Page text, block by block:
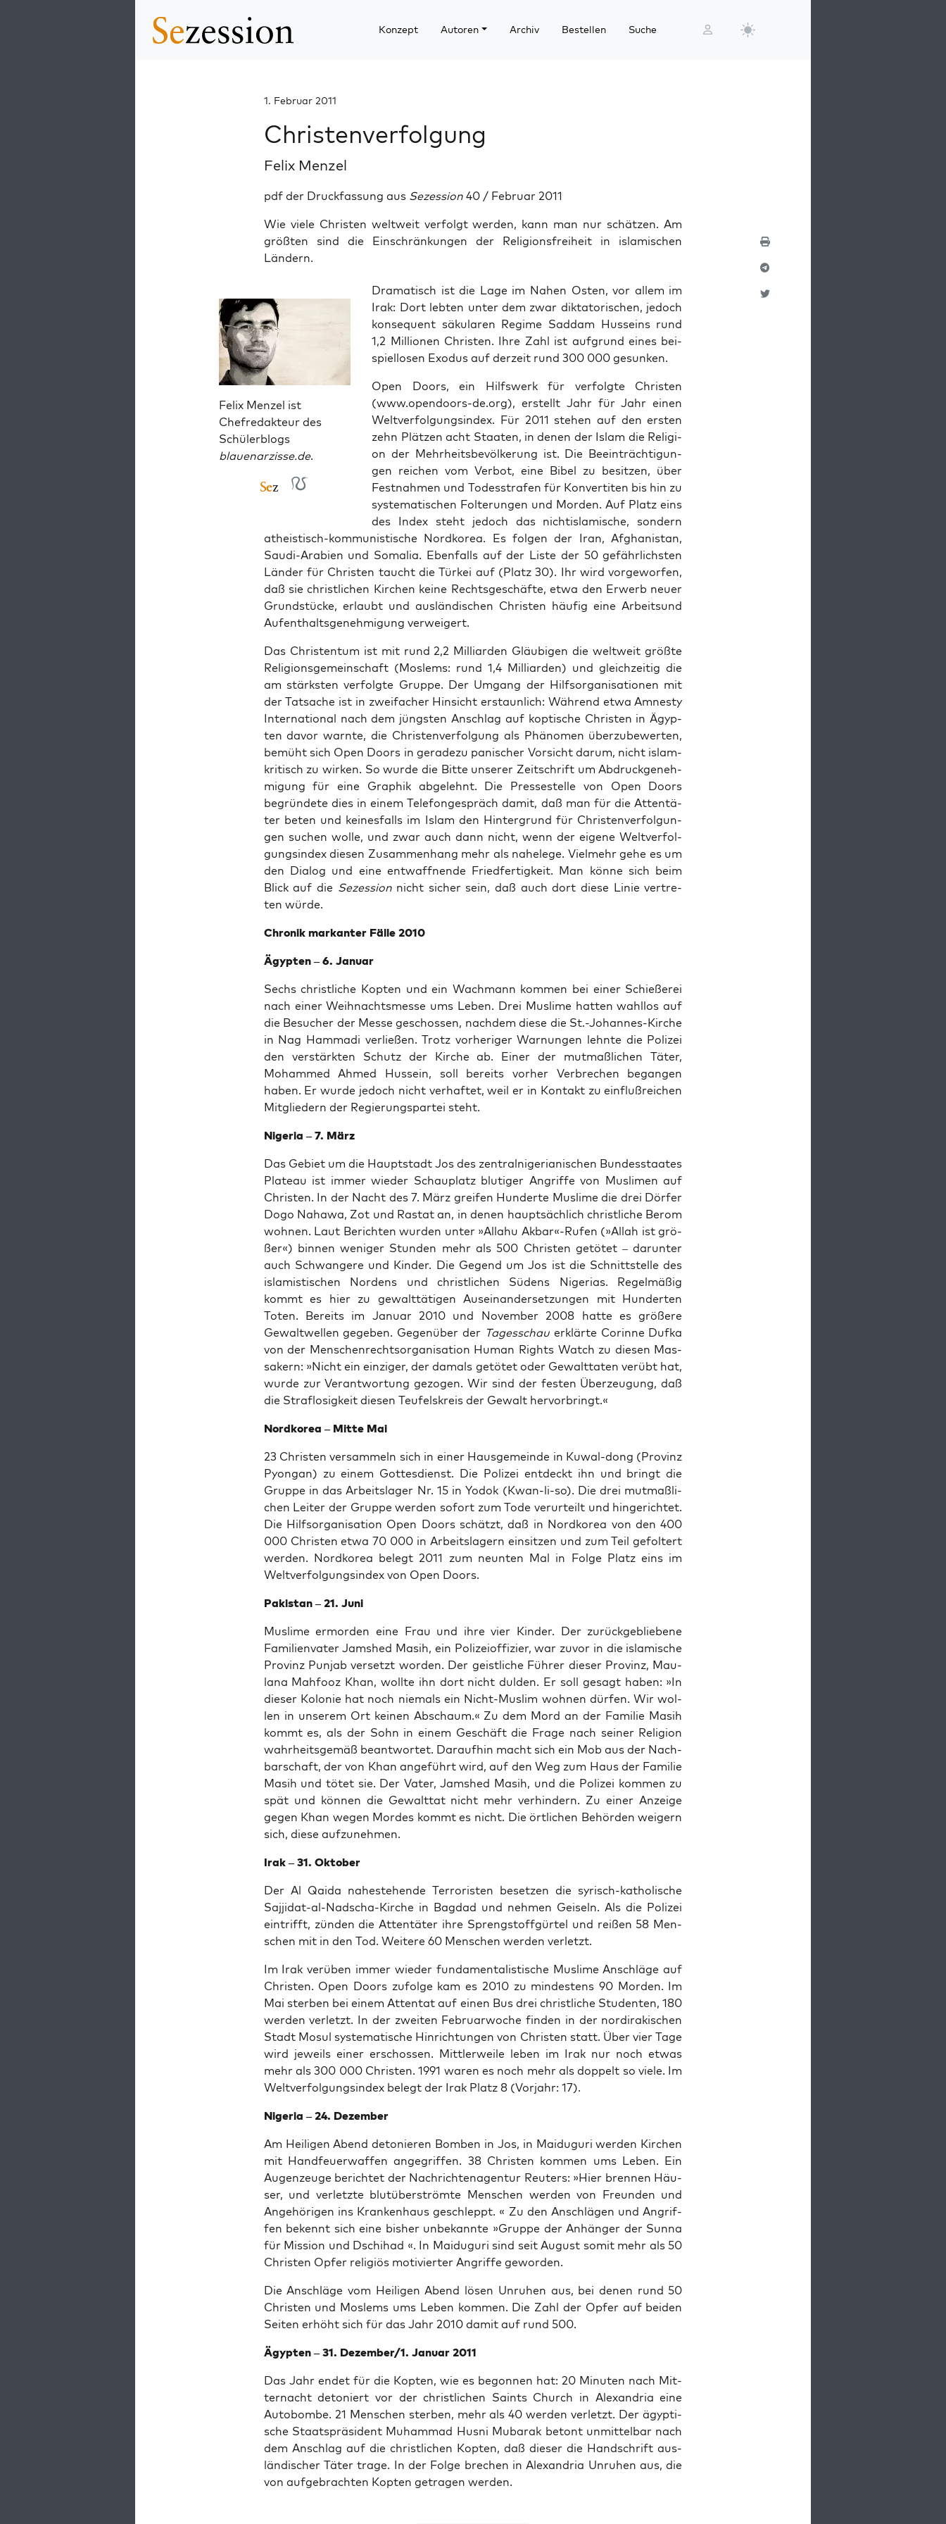
Konzept Autoren Archiv Bestellen Suche
1. Februar 2011
Christenverfolgung
Felix Menzel
pdf der Druckfassung aus Sezession 40 / Februar 2011
Wie viele Christen weltweit verfolgt werden, kann man nur schätzen. Am
größten sind die Einschränkungen der Religionsfreiheit in islamischen
Ländern.
Felix Menzel ist
Chefredakteur des
Schülerblogs
blauenarzisse.de.
Dra­ma­tisch ist die Lage im Nahen Osten, vor allem im
Irak: Dort leb­ten unter dem zwar dik­ta­to­ri­schen, jedoch
kon­se­quent säku­la­ren Regime Sad­dam Hus­s­eins rund
1,2 Mil­lio­nen Chris­ten. Ihre Zahl ist auf­grund eines bei­
spiel­lo­sen Exodus auf der­zeit rund 300 000 gesunken.
Open Doors, ein Hilfs­werk für ver­folg­te Chris­ten
(www.opendoors-de.org), erstellt Jahr für Jahr einen
Welt­ver­fol­gungs­in­dex. Für 2011 ste­hen auf den ers­ten
zehn Plät­zen acht Staa­ten, in denen der Islam die Reli­gi­
on der Mehr­heits­be­völ­ke­rung ist. Die Beein­träch­ti­gun­
gen rei­chen vom Ver­bot, eine Bibel zu besit­zen, über
Fest­nah­men und Todes­stra­fen für Kon­ver­ti­ten bis hin zu
sys­te­ma­ti­schen Fol­te­run­gen und Mor­den. Auf Platz eins
des Index steht jedoch das nicht­is­la­mi­sche, son­dern
athe­is­tisch-kom­mu­nis­ti­sche Nord­ko­rea. Es fol­gen der Iran, Afgha­ni­stan,
Sau­di-Ara­bi­en und Soma­lia. Eben­falls auf der Lis­te der 50 gefähr­lichs­ten
Län­der für Chris­ten taucht die Tür­kei auf (Platz 30). Ihr wird vor­ge­wor­fen,
daß sie christ­li­chen Kir­chen kei­ne Rechts­ge­schäf­te, etwa den Erwerb neu­er
Grund­stü­cke, erlaubt und aus­län­di­schen Chris­ten häu­fig eine Arbeits­und
Auf­ent­halts­ge­neh­mi­gung verweigert.
Das Chris­ten­tum ist mit rund 2,2 Mil­li­ar­den Gläu­bi­gen die welt­weit größ­te
Reli­gi­ons­ge­mein­schaft (Mos­lems: rund 1,4 Mil­li­ar­den) und gleich­zei­tig die
am stärks­ten ver­folg­te Grup­pe. Der Umgang der Hilfs­or­ga­ni­sa­tio­nen mit
der Tat­sa­che ist in zwei­fa­cher Hin­sicht erstaun­lich: Wäh­rend etwa Amnes­ty
Inter­na­tio­nal nach dem jüngs­ten Anschlag auf kop­ti­sche Chris­ten in Ägyp­
ten davor warn­te, die Chris­ten­ver­fol­gung als Phä­no­men über­zu­be­wer­ten,
bemüht sich Open Doors in gera­de­zu pani­scher Vor­sicht dar­um, nicht islam­
kri­tisch zu wir­ken. So wur­de die Bit­te unse­rer Zeit­schrift um Abdruck­ge­neh­
mi­gung für eine Gra­phik abge­lehnt. Die Pres­se­stel­le von Open Doors
begrün­de­te dies in einem Tele­fon­ge­spräch damit, daß man für die Atten­tä­
ter beten und kei­nes­falls im Islam den Hin­ter­grund für Chris­ten­ver­fol­gun­
gen suchen wol­le, und zwar auch dann nicht, wenn der eige­ne Welt­ver­fol­
gungs­in­dex die­sen Zusam­men­hang mehr als nahe­le­ge. Viel­mehr gehe es um
den Dia­log und eine ent­waff­nen­de Fried­fer­tig­keit. Man kön­ne sich beim
Blick auf die Sezes­si­on nicht sicher sein, daß auch dort die­se Linie ver­tre­
ten würde.
Chro­nik mar­kan­ter Fäl­le 2010
Ägyp­ten – 6. Januar
Sechs christ­li­che Kop­ten und ein Wach­mann kom­men bei einer Schie­ße­rei
nach einer Weih­nachts­mes­se ums Leben. Drei Mus­li­me hat­ten wahl­los auf
die Besu­cher der Mes­se geschos­sen, nach­dem die­se die St.-Johannes-Kirche
in Nag Ham­ma­di ver­lie­ßen. Trotz vor­he­ri­ger War­nun­gen lehn­te die Poli­zei
den ver­stärk­ten Schutz der Kir­che ab. Einer der mut­maß­li­chen Täter,
Moham­med Ahmed Hus­sein, soll bereits vor­her Ver­bre­chen began­gen
haben. Er wur­de jedoch nicht ver­haf­tet, weil er in Kon­takt zu ein­fluß­rei­chen
Mit­glie­dern der Regie­rungs­par­tei steht.
Nige­ria – 7. März
Das Gebiet um die Haupt­stadt Jos des zen­tral­ni­ge­ria­ni­schen Bun­des­staa­tes
Pla­teau ist immer wie­der Schau­platz blu­ti­ger Angrif­fe von Mus­li­men auf
Chris­ten. In der Nacht des 7. März grei­fen Hun­der­te Mus­li­me die drei Dör­fer
Dogo Naha­wa, Zot und Rastat an, in denen haupt­säch­lich christ­li­che Berom
woh­nen. Laut Berich­ten wur­den unter »Alla­hu Akbar«-Rufen (»Allah ist grö­
ßer«) bin­nen weni­ger Stun­den mehr als 500 Chris­ten getö­tet – dar­un­ter
auch Schwan­ge­re und Kin­der. Die Gegend um Jos ist die Schnitt­stel­le des
isla­mis­ti­schen Nor­dens und christ­li­chen Südens Nige­ri­as. Regel­mä­ßig
kommt es hier zu gewalt­tä­ti­gen Aus­ein­an­der­set­zun­gen mit Hun­der­ten
Toten. Bereits im Janu­ar 2010 und Novem­ber 2008 hat­te es grö­ße­re
Gewalt­wel­len gege­ben. Gegen­über der Tages­schau erklär­te Corin­ne Duf­ka
von der Men­schen­rechts­or­ga­ni­sa­ti­on Human Rights Watch zu die­sen Mas­
sa­kern: »Nicht ein ein­zi­ger, der damals getö­tet oder Gewalt­ta­ten ver­übt hat,
wur­de zur Ver­ant­wor­tung gezo­gen. Wir sind der fes­ten Über­zeu­gung, daß
die Straf­lo­sig­keit die­sen Teu­fels­kreis der Gewalt hervorbringt.«
Nord­ko­rea – Mit­te Mai
23 Chris­ten ver­sam­meln sich in einer Haus­ge­mein­de in Kuwal-dong (Pro­vinz
Pyon­gan) zu einem Got­tes­dienst. Die Poli­zei ent­deckt ihn und bringt die
Grup­pe in das Arbeits­la­ger Nr. 15 in Yodok (Kwan-li-so). Die drei mut­maß­li­
chen Lei­ter der Grup­pe wer­den sofort zum Tode ver­ur­teilt und hin­ge­rich­tet.
Die Hilfs­or­ga­ni­sa­ti­on Open Doors schätzt, daß in Nord­ko­rea von den 400
000 Chris­ten etwa 70 000 in Arbeits­la­gern ein­sit­zen und zum Teil gefol­tert
wer­den. Nord­ko­rea belegt 2011 zum neun­ten Mal in Fol­ge Platz eins im
Welt­ver­fol­gungs­in­dex von Open Doors.
Paki­stan – 21. Juni
Mus­li­me ermor­den eine Frau und ihre vier Kin­der. Der zurück­ge­blie­be­ne
Fami­li­en­va­ter Jams­hed Masih, ein Poli­zei­of­fi­zier, war zuvor in die isla­mi­sche
Pro­vinz Pun­jab ver­setzt wor­den. Der geist­li­che Füh­rer die­ser Pro­vinz, Mau­
la­na Mah­fooz Khan, woll­te ihn dort nicht dul­den. Er soll gesagt haben: »In
die­ser Kolo­nie hat noch nie­mals ein Nicht-Mus­lim woh­nen dür­fen. Wir wol­
len in unse­rem Ort kei­nen Abschaum.« Zu dem Mord an der Fami­lie Masih
kommt es, als der Sohn in einem Geschäft die Fra­ge nach sei­ner Reli­gi­on
wahr­heits­ge­mäß beant­wor­tet. Dar­auf­hin macht sich ein Mob aus der Nach­
bar­schaft, der von Khan ange­führt wird, auf den Weg zum Haus der Fami­lie
Masih und tötet sie. Der Vater, Jams­hed Masih, und die Poli­zei kom­men zu
spät und kön­nen die Gewalt­tat nicht mehr ver­hin­dern. Zu einer Anzei­ge
gegen Khan wegen Mor­des kommt es nicht. Die ört­li­chen Behör­den wei­gern
sich, die­se aufzunehmen.
Irak – 31. Oktober
Der Al Qai­da nahe­ste­hen­de Ter­ro­ris­ten beset­zen die syrisch-katho­li­sche
Saj­ji­dat-al-Nad­scha-Kir­che in Bag­dad und neh­men Gei­seln. Als die Poli­zei
ein­trifft, zün­den die Atten­tä­ter ihre Spreng­stoff­gür­tel und rei­ßen 58 Men­
schen mit in den Tod. Wei­te­re 60 Men­schen wer­den verletzt.
Im Irak ver­üben immer wie­der fun­da­men­ta­lis­ti­sche Mus­li­me Anschlä­ge auf
Chris­ten. Open Doors zufol­ge kam es 2010 zu min­des­tens 90 Mor­den. Im
Mai ster­ben bei einem Atten­tat auf einen Bus drei christ­li­che Stu­den­ten, 180
wer­den ver­letzt. In der zwei­ten Febru­ar­wo­che fin­den in der nord­ira­ki­schen
Stadt Mos­ul sys­te­ma­ti­sche Hin­rich­tun­gen von Chris­ten statt. Über vier Tage
wird jeweils einer erschos­sen. Mitt­ler­wei­le leben im Irak nur noch etwas
mehr als 300 000 Chris­ten. 1991 waren es noch mehr als dop­pelt so vie­le. Im
Welt­ver­fol­gungs­in­dex belegt der Irak Platz 8 (Vor­jahr: 17).
Nige­ria – 24. Dezember
Am Hei­li­gen Abend deto­nie­ren Bom­ben in Jos, in Mai­du­gu­ri wer­den Kir­chen
mit Hand­feu­er­waf­fen ange­grif­fen. 38 Chris­ten kom­men ums Leben. Ein
Augen­zeu­ge berich­tet der Nach­rich­ten­agen­tur Reu­ters: »Hier bren­nen Häu­
ser, und ver­letz­te blut­über­ström­te Men­schen wer­den von Freun­den und
Ange­hö­ri­gen ins Kran­ken­haus geschleppt. « Zu den Anschlä­gen und Angrif­
fen bekennt sich eine bis­her unbe­kann­te »Grup­pe der Anhän­ger der Sun­na
für Mis­si­on und Dschi­had «. In Mai­du­gu­ri sind seit August somit mehr als 50
Chris­ten Opfer reli­gi­ös moti­vier­ter Angrif­fe geworden.
Die Anschlä­ge vom Hei­li­gen Abend lösen Unru­hen aus, bei denen rund 50
Chris­ten und Mos­lems ums Leben kom­men. Die Zahl der Opfer auf bei­den
Sei­ten erhöht sich für das Jahr 2010 damit auf rund 500.
Ägyp­ten – 31. Dezember/1. Janu­ar 2011
Das Jahr endet für die Kop­ten, wie es begon­nen hat: 20 Minu­ten nach Mit­
ter­nacht deto­niert vor der christ­li­chen Saints Church in Alex­an­dria eine
Auto­bom­be. 21 Men­schen ster­ben, mehr als 40 wer­den ver­letzt. Der ägyp­ti­
sche Staats­prä­si­dent Muham­mad Hus­ni Muba­rak betont unmit­tel­bar nach
dem Anschlag auf die christ­li­chen Kop­ten, daß die­ser die Hand­schrift aus­
län­di­scher Täter tra­ge. In der Fol­ge bre­chen in Alex­an­dria Unru­hen aus, die
von auf­ge­brach­ten Kop­ten getra­gen werden.